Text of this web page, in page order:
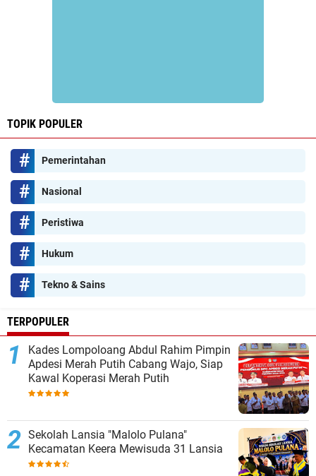
TOPIK POPULER
Pemerintahan
Nasional
Peristiwa
Hukum
Tekno & Sains
TERPOPULER
Kades Lompoloang Abdul Rahim Pimpin
Apdesi Merah Putih Cabang Wajo, Siap
Kawal Koperasi Merah Putih
Sekolah Lansia "Malolo Pulana"
Kecamatan Keera Mewisuda 31 Lansia